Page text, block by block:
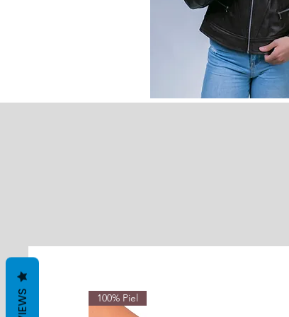
100% Piel